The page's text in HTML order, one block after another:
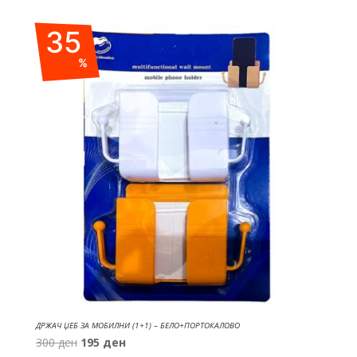
200 ден.180 ден.
35
%
ДРЖАЧ ЏЕБ ЗА МОБИЛНИ (1+1) – БЕЛО+ПОРТОКАЛОВО
300ден Original
195 денCurrent